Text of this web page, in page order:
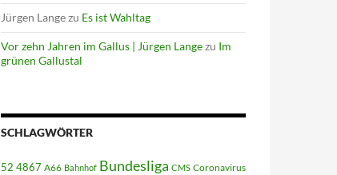
Jürgen Langezu Es ist Wahltag
Vor zehn Jahren im Gallus | Jürgen Langezu Im
grünen Gallustal
SCHLAGWÖRTER
52 4867 A66 Bahnhof Bundesliga CMS Coronavirus